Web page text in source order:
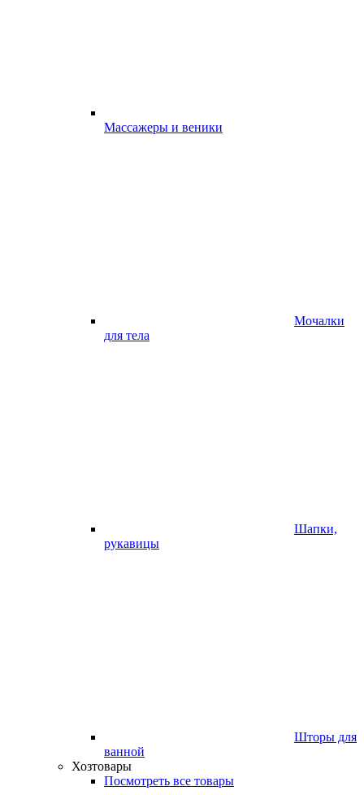
Массажеры и веники
Мочалки
для тела
Шапки,
рукавицы
Шторы для
ванной
Хозтовары
Посмотреть все товары